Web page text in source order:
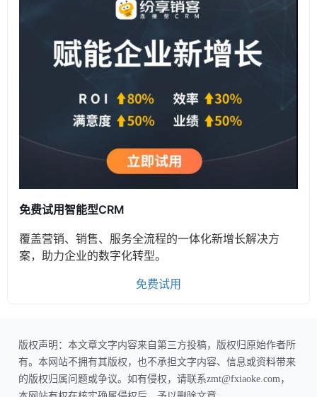
免费试用智能型CRM
覆盖营销、销售、服务全流程的一体化新增长解决方
案，助力企业的数字化转型。
免费试用
版权声明：本文章文字内容来自第三方投稿，版权归原始作者所
有。本网站不拥有其版权，也不承担文字内容、信息或资料带来
的版权归属问题或争议。如有侵权，请联系zmt@fxiaoke.com，